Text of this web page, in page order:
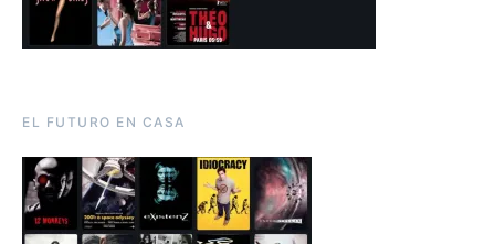
EL FUTURO EN CASA